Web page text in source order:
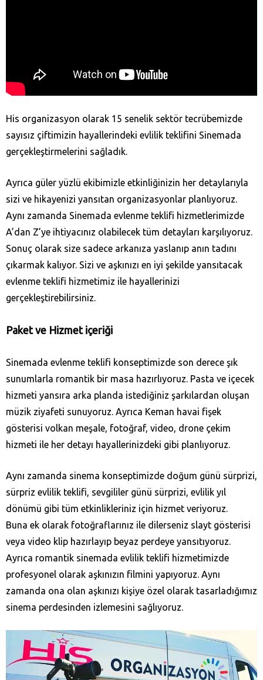
His organizasyon olarak 15 senelik sektör tecrübemizde
sayısız çiftimizin hayallerindeki evlilik teklifini Sinemada
gerçekleştirmelerini sağladık.
Ayrıca güler yüzlü ekibimizle etkinliğinizin her detaylarıyla
sizi ve hikayenizi yansıtan organizasyonlar planlıyoruz.
Aynı zamanda Sinemada evlenme teklifi hizmetlerimizde
A’dan Z’ye ihtiyacınız olabilecek tüm detayları karşılıyoruz.
Sonuç olarak size sadece arkanıza yaslanıp anın tadını
çıkarmak kalıyor. Sizi ve aşkınızı en iyi şekilde yansıtacak
evlenme teklifi hizmetimiz ile hayallerinizi
gerçekleştirebilirsiniz.
Paket ve Hizmet içeriği
Sinemada evlenme teklifi konseptimizde son derece şık
sunumlarla romantik bir masa hazırlıyoruz. Pasta ve içecek
hizmeti yansıra arka planda istediğiniz şarkılardan oluşan
müzik ziyafeti sunuyoruz. Ayrıca Keman havai fişek
gösterisi volkan meşale, fotoğraf, video, drone çekim
hizmeti ile her detayı hayallerinizdeki gibi planlıyoruz.
Aynı zamanda sinema konseptimizde doğum günü sürprizi,
sürpriz evlilik teklifi, sevgililer günü sürprizi, evlilik yıl
dönümü gibi tüm etkinlikleriniz için hizmet veriyoruz.
Buna ek olarak fotoğraflarınız ile dilerseniz slayt gösterisi
veya video klip hazırlayıp beyaz perdeye yansıtıyoruz.
Ayrıca romantik sinemada evlilik teklifi hizmetimizde
profesyonel olarak aşkınızın filmini yapıyoruz. Aynı
zamanda ona olan aşkınızı kişiye özel olarak tasarladığımız
sinema perdesinden izlemesini sağlıyoruz.